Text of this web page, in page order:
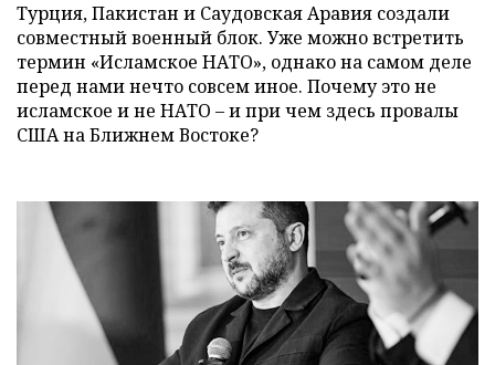
Турция, Пакистан и Саудовская Аравия создали
совместный военный блок. Уже можно встретить
термин «Исламское НАТО», однако на самом деле
перед нами нечто совсем иное. Почему это не
исламское и не НАТО – и при чем здесь провалы
США на Ближнем Востоке?